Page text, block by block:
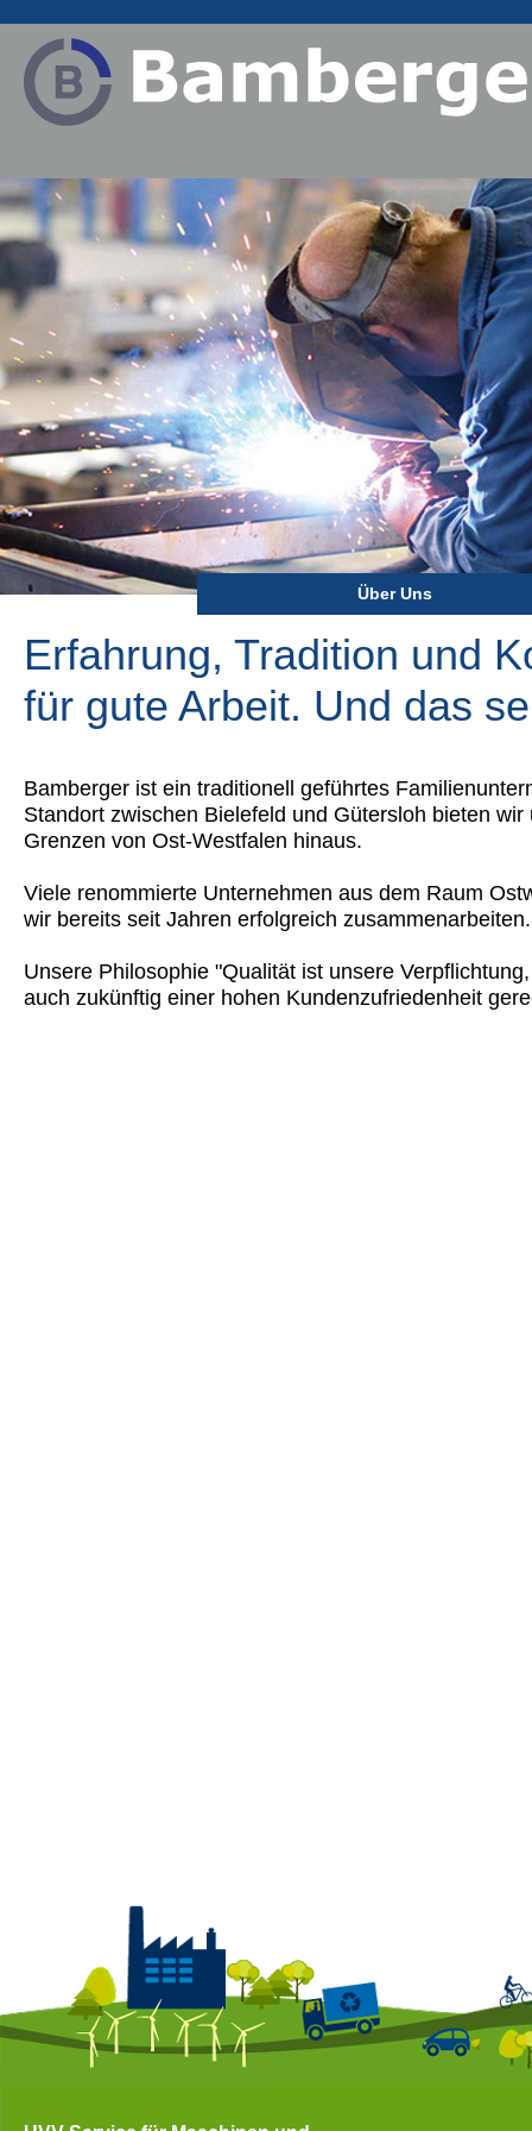
Über Uns
Erfahrung, Tradition und
für gute Arbeit. Und das
Bamberger ist ein traditionell geführtes
Standort zwischen Bielefeld und Gütersloh bieten
Grenzen von Ost-Westfalen hinaus.
Viele renommierte Unternehmen aus dem Raum
wir bereits seit Jahren erfolgreich zusammenarbeiten.
Unsere Philosophie "Qualität ist unsere
auch zukünftig einer hohen Kundenzufriedenheit